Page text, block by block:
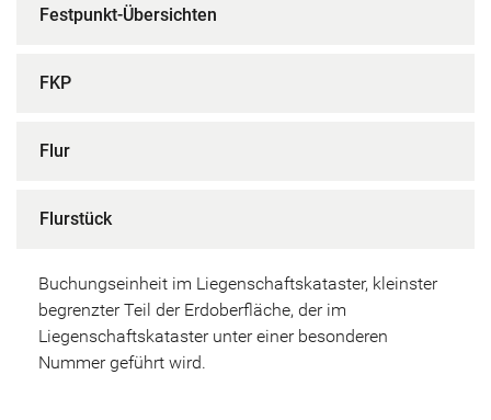
Festpunkt-Übersichten
FKP
Flur
Flurstück
Buchungseinheit im Liegenschaftskataster, kleinster
begrenzter Teil der Erdoberfläche, der im
Liegenschaftskataster unter einer besonderen
Nummer geführt wird.